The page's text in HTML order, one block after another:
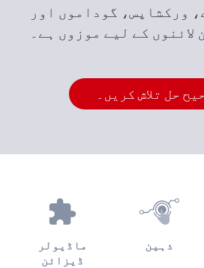
ورکشاپس، گوداموں اور
لائنوں کے لیے موزوں ہے۔
حل تلاش کریں۔
ماڈیولر
ڈیزائن
ذہین